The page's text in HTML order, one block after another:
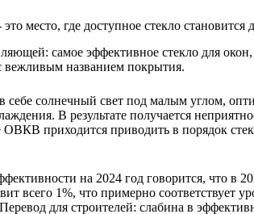
место, где доступное стекло становится
самое эффективное стекло для
названием покрытия.
себе солнечный свет под малым углом,
В результате получается
ОВКВ приходится приводить в порядок
на 2024 год говорится, что в
всего 1%, что примерно соответствует
для строителей: слабина в